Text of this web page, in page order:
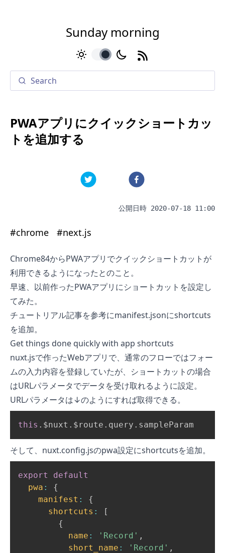
Sunday morning
toggle
PWAアプリにクイックショートカッ
トを追加する
公開日時 2020-07-18 11:00
#chrome #next.js
Chrome84からPWAアプリでクイックショートカットが
利用できるようになったとのこと。
早速、以前作ったPWAアプリにショートカットを設定し
てみた。
チュートリアル記事を参考にmanifest.jsonにshortcuts
を追加。
Get things done quickly with app shortcuts
nuxt.jsで作ったWebアプリで、通常のフローではフォー
ムの入力内容を登録していたが、ショートカットの場合
はURLパラメータでデータを受け取れるように設定。
URLパラメータは↓のようにすれば取得できる。
this . $nuxt . $route . query . sampleParam
そして、nuxt.config.jsのpwa設定にshortcutsを追加。
export
default
pwa :
{
manifest :
{
shortcuts :
[
{
name : 'Record' ,
short_name : 'Record' ,